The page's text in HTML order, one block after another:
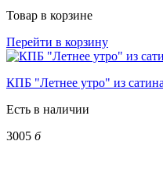
Товар в корзине
Перейти в корзину
КПБ "Летнее утро" из сатина
Есть в наличии
3005 б